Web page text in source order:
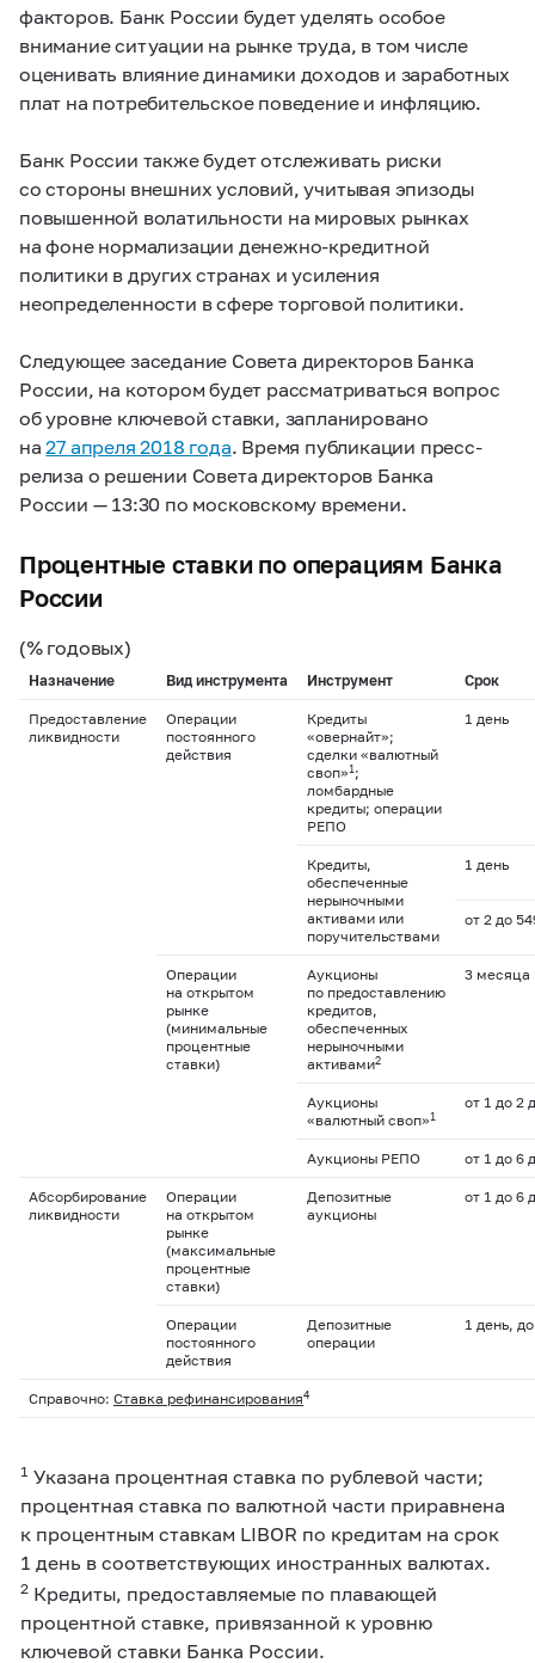
факторов. Банк России будет уделять особое
внимание ситуации на рынке труда, в том числе
оценивать влияние динамики доходов и заработных
плат на потребительское поведение и инфляцию.
Банк России также будет отслеживать риски
со стороны внешних условий, учитывая эпизоды
повышенной волатильности на мировых рынках
на фоне нормализации денежно-кредитной
политики в других странах и усиления
неопределенности в сфере торговой политики.
Следующее заседание Совета директоров Банка
России, на котором будет рассматриваться вопрос
об уровне ключевой ставки, запланировано
на27 апреля 2018 года. Время публикации пресс-
релиза о решении Совета директоров Банка
России — 13:30 по московскому времени.
Процентные ставки по операциям Банка
России
(% годовых)
Назначение Вид инструмента Инструмент Срок
Предоставление
ликвидности
Операции
постоянного
действия
Кредиты
«овернайт»;
сделки «валютный
своп»1;
ломбардные
кредиты; операции
РЕПО
1 день
Кредиты,
обеспеченные
нерыночными
активами или
поручительствами
1 день
от 2 до
Операции
на открытом
рынке
(минимальные
процентные
ставки)
Аукционы
по предоставлению
кредитов,
обеспеченных
нерыночными
активами2
3 месяца
Аукционы
«валютный своп»1
от 1 до 2
Аукционы РЕПО от 1 до 6
Абсорбирование
ликвидности
Операции
на открытом
рынке
(максимальные
процентные
ставки)
Депозитные
аукционы
от 1 до 6
Операции
постоянного
действия
Депозитные
операции
1 день,
Справочно: Ставка рефинансирования4
1 Указана процентная ставка по рублевой части;
процентная ставка по валютной части приравнена
к процентным ставкам LIBOR по кредитам на срок
1 день в соответствующих иностранных валютах.
2 Кредиты, предоставляемые по плавающей
процентной ставке, привязанной к уровню
ключевой ставки Банка России.